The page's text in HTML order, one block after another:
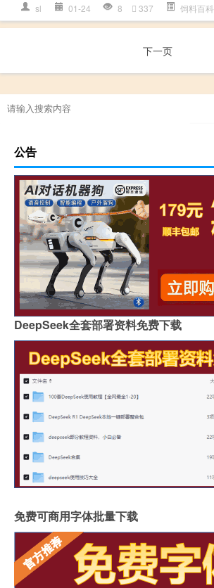
sl 01-24 8 337 饲料百科
下一页
公告
DeepSeek全套部署资料免费下载
免费可商用字体批量下载